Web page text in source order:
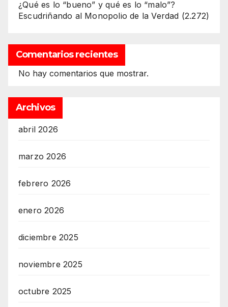
¿Qué es lo “bueno” y qué es lo “malo”?
Escudriñando al Monopolio de la Verdad (2.272)
Comentarios recientes
No hay comentarios que mostrar.
Archivos
abril 2026
marzo 2026
febrero 2026
enero 2026
diciembre 2025
noviembre 2025
octubre 2025